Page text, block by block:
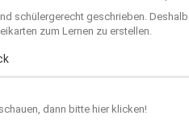
schülergerecht geschrieben.
zum Lernen zu erstellen.
dann bitte hier klicken!